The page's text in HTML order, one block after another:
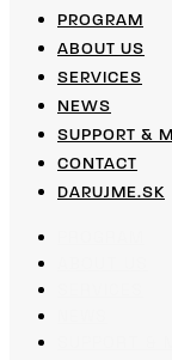
PROGRAM
ABOUT US
SERVICES
NEWS
SUPPORT &
CONTACT
DARUJME.SK